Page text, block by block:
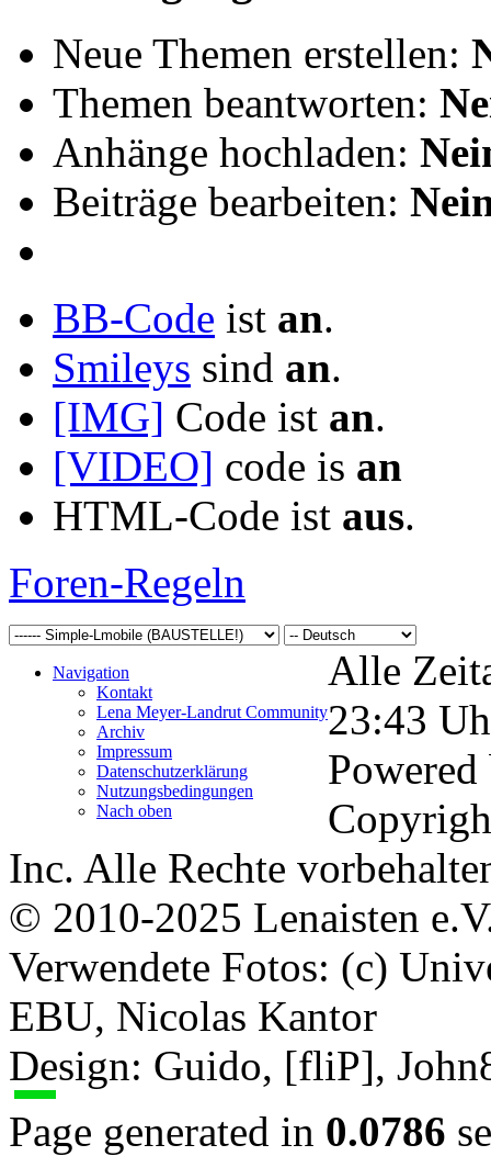
Neue Themen erstellen:
Themen beantworten:
Anhänge hochladen:
Beiträge bearbeiten:
BB-Code ist an.
Smileys sind an.
[IMG] Code ist an.
[VIDEO] code is an
HTML-Code ist aus.
Foren-Regeln
Navigation
Kontakt
Lena Meyer-Landrut Community
Archiv
Impressum
Datenschutzerklärung
Nutzungsbedingungen
Nach oben
Alle
23:43
Inc. Alle Rechte
© 2010-2025 Lenaisten
Verwendete Fotos: (c)
EBU, Nicolas Kantor
Design: Guido, [fliP],
Page generated in 0.0786